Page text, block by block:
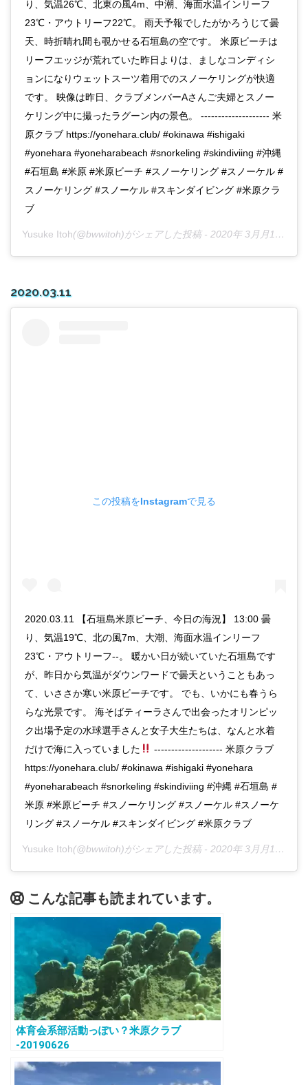
り、気温26℃、北東の風4m、中潮、海面水温インリーフ
23℃・アウトリーフ22℃。 雨天予報でしたがかろうじて曇
天、時折晴れ間も覗かせる石垣島の空です。 米原ビーチは
リーフエッジが荒れていた昨日よりは、ましなコンディシ
ョンになりウェットスーツ着用でのスノーケリングが快適
です。 映像は昨日、クラブメンバーAさんご夫婦とスノー
ケリング中に撮ったラグーン内の景色。 -------------------- 米
原クラブ https://yonehara.club/ #okinawa #ishigaki
#yonehara #yoneharabeach #snorkeling #skindiviing #沖縄
#石垣島 #米原 #米原ビーチ #スノーケリング #スノーケル #
スノーケリング #スノーケル #スキンダイビング #米原クラ
ブ
Yusuke Itoh(@bwwitoh)がシェアした投稿 - 2020年 3月月12日午後8時33分PDT
2020.03.11
この投稿をInstagramで見る
2020.03.11 【石垣島米原ビーチ、今日の海況】 13:00 曇
り、気温19℃、北の風7m、大潮、海面水温インリーフ
23℃・アウトリーフ--。 暖かい日が続いていた石垣島です
が、昨日から気温がダウンワードで曇天ということもあっ
て、いささか寒い米原ビーチです。 でも、いかにも春うら
らな光景です。 海そばティーラさんで出会ったオリンピッ
ク出場予定の水球選手さんと女子大生たちは、なんと水着
だけで海に入っていました
-------------------- 米原クラブ
https://yonehara.club/ #okinawa #ishigaki #yonehara
#yoneharabeach #snorkeling #skindiviing #沖縄 #石垣島 #
米原 #米原ビーチ #スノーケリング #スノーケル #スノーケ
リング #スノーケル #スキンダイビング #米原クラブ
Yusuke Itoh(@bwwitoh)がシェアした投稿 - 2020年 3月月11日午前2時31分PDT
こんな記事も読まれています。
体育会系部活動っぽい？米原クラブ
-20190626